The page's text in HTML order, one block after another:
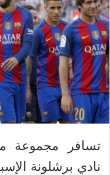
تسافر مجموعة
نادي برشلونة